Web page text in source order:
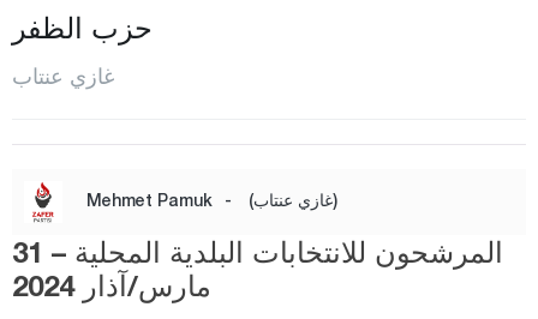
شاهين بي
يافوزلي
كوموش خانة
هاكّاري
هطاي
حزب الظفر
غازي عنتاب
Mehmet Pamuk - (غازي عنتاب)
المرشحون للانتخابات البلدية المحلية – 31
مارس/آذار 2024